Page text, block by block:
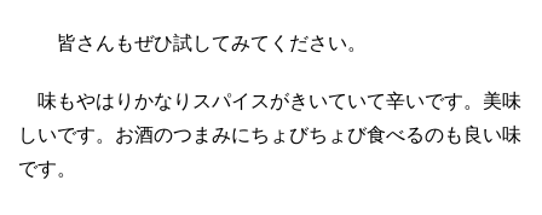
皆さんもぜひ試してみてください。
味もやはりかなりスパイスがきいていて辛いです。美味
しいです。お酒のつまみにちょびちょび食べるのも良い味
です。